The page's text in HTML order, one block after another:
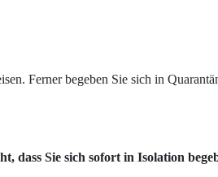
Ferner begeben Sie sich in
dass Sie sich sofort in Isolation